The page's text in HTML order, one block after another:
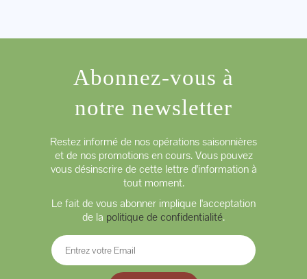
Abonnez-vous à
notre newsletter
Restez informé de nos opérations saisonnières
et de nos promotions en cours. Vous pouvez
vous désinscrire de cette lettre d'information à
tout moment.
Le fait de vous abonner implique l'acceptation
de la politique de confidentialité.